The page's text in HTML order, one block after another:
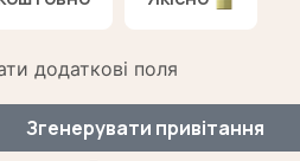
додаткові поля
Згенерувати привітання